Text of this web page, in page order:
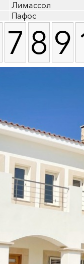
Лимассол
Пафос
7 8 9